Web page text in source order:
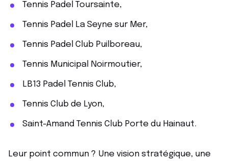
Tennis Padel Toursainte,
Tennis Padel La Seyne sur Mer,
Tennis Padel Club Puilboreau,
Tennis Municipal Noirmoutier,
LB13 Padel Tennis Club,
Tennis Club de Lyon,
Saint-Amand Tennis Club Porte du Hainaut.
Leur point commun ? Une vision stratégique, une